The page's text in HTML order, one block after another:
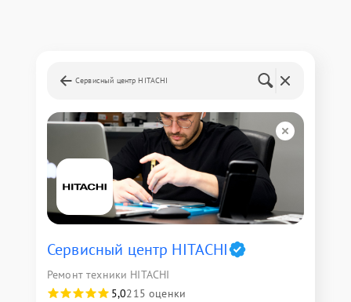
Сервисный центр HITACHI
Сервисный центр HITACHI
Ремонт техники HITACHI
5,0215 оценки